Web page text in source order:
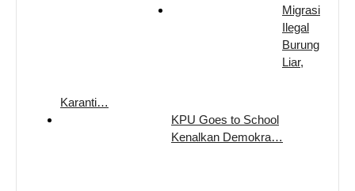
Migrasi
Ilegal
Burung
Liar,
Karanti…
KPU Goes to School
Kenalkan Demokra…